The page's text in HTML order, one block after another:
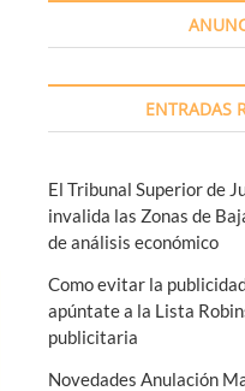
ENTRADAS
El Tribunal Superior de
invalida las Zonas de
de análisis económico
Como evitar la
apúntate a la Lista
publicitaria
Novedades Anulación